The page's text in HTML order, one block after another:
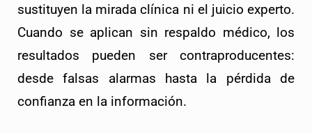
sustituyen la mirada clínica ni el juicio experto.
Cuando se aplican sin respaldo médico, los
resultados pueden ser contraproducentes:
desde falsas alarmas hasta la pérdida de
confianza en la información.